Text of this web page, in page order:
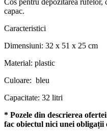
Cos pentru depozitarea rufelor,
capac.
Caracteristici
Dimensiuni: 32 x 51 x 25 cm
Material: plastic
Culoare: bleu
Capacitate: 32 litri
* Pozele din descrierea
fac obiectul nici unei obligații